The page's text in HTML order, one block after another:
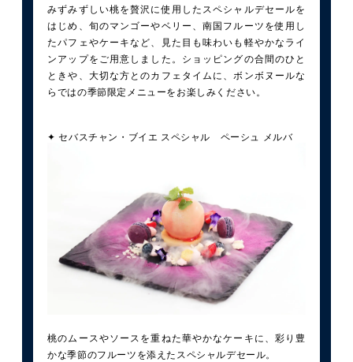
みずみずしい桃を贅沢に使用したスペシャルデセールを
はじめ、旬のマンゴーやベリー、南国フルーツを使用し
たパフェやケーキなど、見た目も味わいも軽やかなライ
ンアップをご用意しました。ショッピングの合間のひと
ときや、大切な方とのカフェタイムに、ボンボヌールな
らではの季節限定メニューをお楽しみください。
✦ セバスチャン・ブイエ スペシャル ペーシュ メルバ
桃のムースやソースを重ねた華やかなケーキに、彩り豊
かな季節のフルーツを添えたスペシャルデセール。